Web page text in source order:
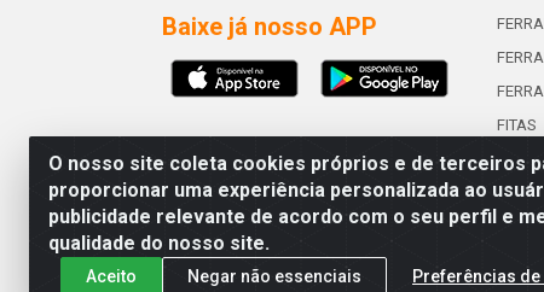
O nosso site coleta cookies próprios e de terceiros
proporcionar uma experiência personalizada ao
publicidade relevante de acordo com o seu perfil e
qualidade do nosso site.
Aceito Negar não essenciais Preferências de
Baixe já nosso APP
FITAS
Abreu & Silva - Rua Padre